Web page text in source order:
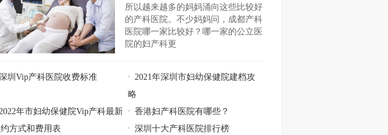
所以越来越多的妈妈涌向这些比较好
的产科医院。不少妈妈问，成都产科
医院哪一家比较好？哪一家的公立医
院的妇产科更
圳Vip产科医院收费标准
2021年深圳市妇幼保健院建档攻
略
年市妇幼保健院Vip产科最新
方式和费用表
香港妇产科医院有哪些？
深圳十大产科医院排行榜